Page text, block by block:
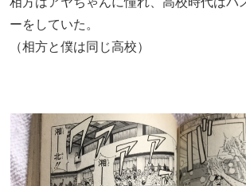
ーをしていた。
（相方と僕は同じ高校）